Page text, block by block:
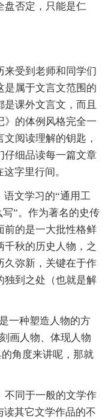
盘否定，只能是仁
受到老师和同学们
是属于文言文范围的
课外文言文，而且
》的体例风格完全一
阅读理解的钥匙，
仔细品读每一篇文章
字里行间。
文学习的“通用工
写”。作为著名的史传
的是一大批性格鲜
千秋的历史人物，之
久弥新，关键在于作
独到之处（也就是解
一种塑造人物的方
画人物、体现人物
角度来讲呢，那就
同于一般的文学作
读其它文学作品的不